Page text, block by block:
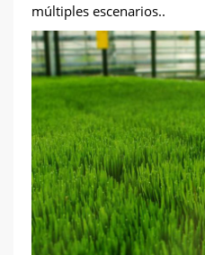
múltiples escenarios..